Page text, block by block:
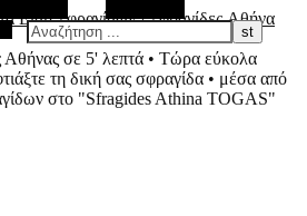
Αθήνας σε 5' λεπτά • Τώρα εύκολα
τη δική σας σφραγίδα • μέσα από
στο "Sfragides Athina TOGAS"
Αναζήτηση